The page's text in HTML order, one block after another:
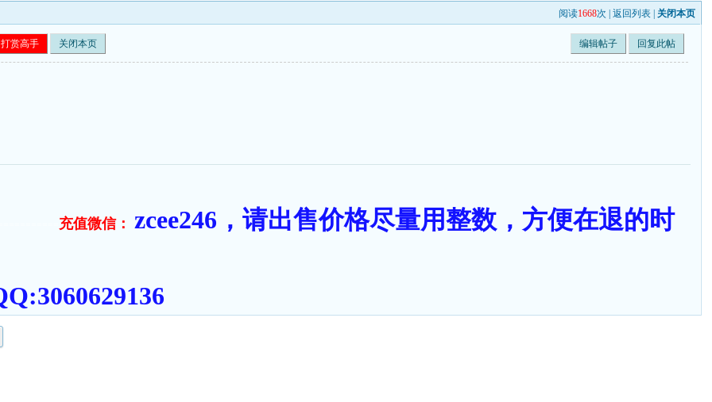
阅读1668次 |返回列表 关闭本页
打赏高手 关闭本页 编辑帖子 回复此帖
充值微信： zcee246，请出售价格尽量用整数，方便在退的时